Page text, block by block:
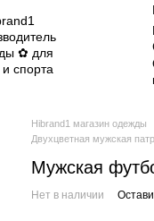
Hibrand1 магазин одежды
Двухцветная мужская
Мужская
Нет в наличии